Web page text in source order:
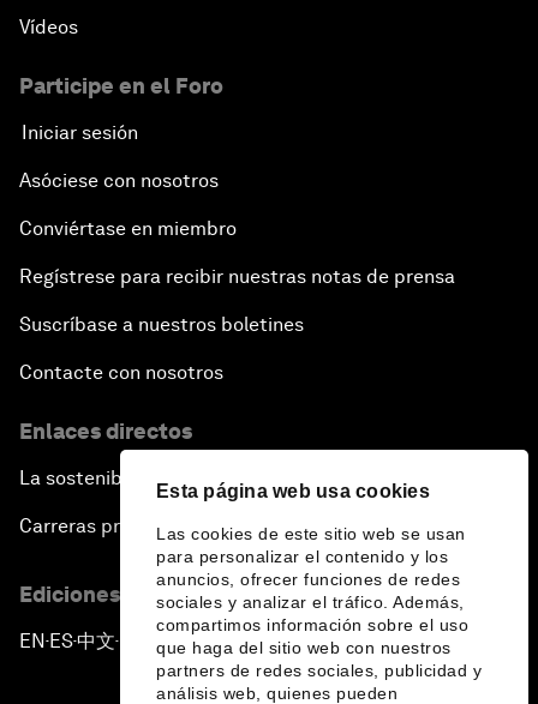
Esta página web usa cookies
Las cookies de este sitio web se usan
para personalizar el contenido y los
anuncios, ofrecer funciones de redes
sociales y analizar el tráfico. Además,
compartimos información sobre el uso
que haga del sitio web con nuestros
partners de redes sociales, publicidad y
análisis web, quienes pueden
Vídeos
Participe en el Foro
Iniciar sesión
Asóciese con nosotros
Conviértase en miembro
Regístrese para recibir nuestras notas de prensa
Suscríbase a nuestros boletines
Contacte con nosotros
Enlaces directos
La sostenibilidad en el Foro
Carreras profesionales
Ediciones en otros idiomas
EN ▪ ES▪中文▪ 日本語